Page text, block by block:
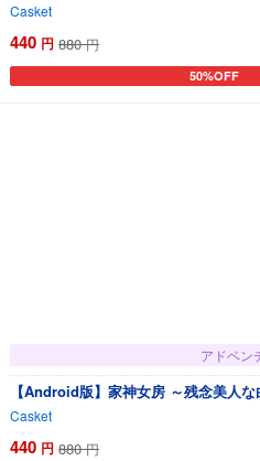
Casket
440 円 880 円
50%OFF
カートに追加
アドベン
【Android版】家神女房 ～残念美人
Casket
440 円 880 円